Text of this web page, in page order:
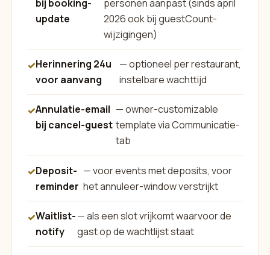
bij booking-
update
personen aanpast (sinds april
2026 ook bij guestCount-
wijzigingen)
Herinnering 24u
voor aanvang
— optioneel per restaurant,
instelbare wachttijd
Annulatie-email
bij cancel-guest
— owner-customizable
template via Communicatie-
tab
Deposit-
reminder
— voor events met deposits, voor
het annuleer-window verstrijkt
Waitlist-
notify
— als een slot vrijkomt waarvoor de
gast op de wachtlijst staat